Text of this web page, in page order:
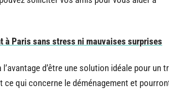
à Paris sans stress ni mauvaises surprises
d’être une solution idéale pour un
qui concerne le déménagement et